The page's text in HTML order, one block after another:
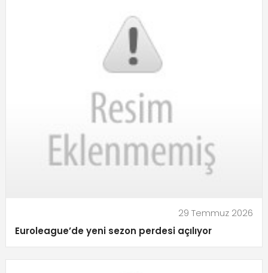
29 Temmuz 2026
Euroleague’de yeni sezon perdesi açılıyor